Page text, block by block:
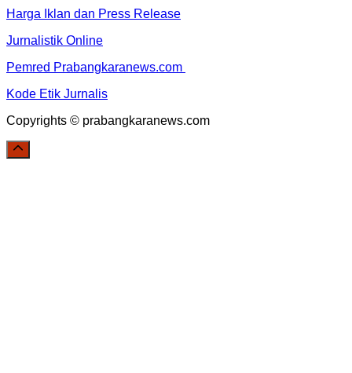
Harga Iklan dan Press Release
Jurnalistik Online
Pemred Prabangkaranews.com
Kode Etik Jurnalis
Copyrights © prabangkaranews.com